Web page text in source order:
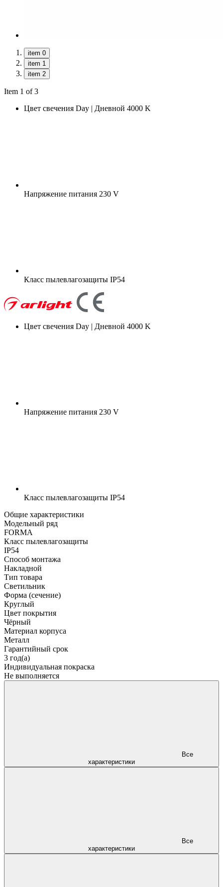
item 0
item 1
item 2
Item 1 of 3
Цвет свечения Day | Дневной 4000 K
Напряжение питания 230 V
Класс пылевлагозащиты IP54
Цвет свечения Day | Дневной 4000 K
Напряжение питания 230 V
Класс пылевлагозащиты IP54
Общие характеристики
Модельный ряд
FORMA
Класс пылевлагозащиты
IP54
Способ монтажа
Накладной
Тип товара
Светильник
Форма (сечение)
Круглый
Цвет покрытия
Чёрный
Материал корпуса
Металл
Гарантийный срок
3 год(а)
Индивидуальная покраска
Не выполняется
характеристики
характеристики